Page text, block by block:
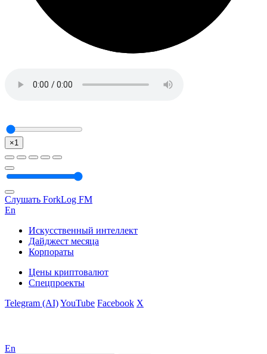
×1
Слушать ForkLog FM
En
Искусственный интеллект
Дайджест месяца
Корпораты
Цены криптовалют
Спецпроекты
Telegram (AI)YouTube Facebook X
En